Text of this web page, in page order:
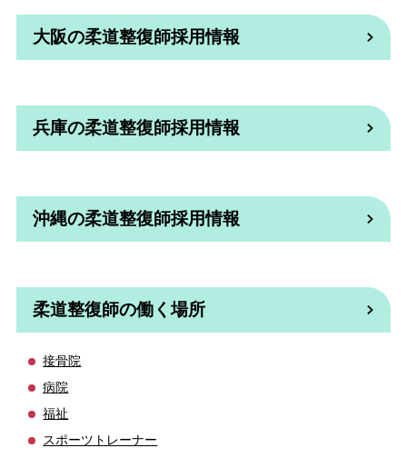
大阪の柔道整復師採用情報
兵庫の柔道整復師採用情報
沖縄の柔道整復師採用情報
柔道整復師の働く場所
接骨院
病院
福祉
スポーツトレーナー